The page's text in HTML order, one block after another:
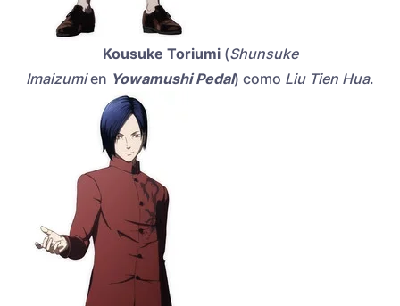
Kousuke Toriumi (Shunsuke
Imaizumien Yowamushi Pedal) como Liu Tien Hua.